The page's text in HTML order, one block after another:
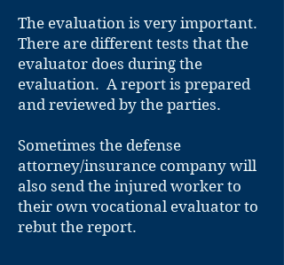
The evaluation is very important.
There are different tests that the
evaluator does during the
evaluation. A report is prepared
and reviewed by the parties.
Sometimes the defense
attorney/insurance company will
also send the injured worker to
their own vocational evaluator to
rebut the report.